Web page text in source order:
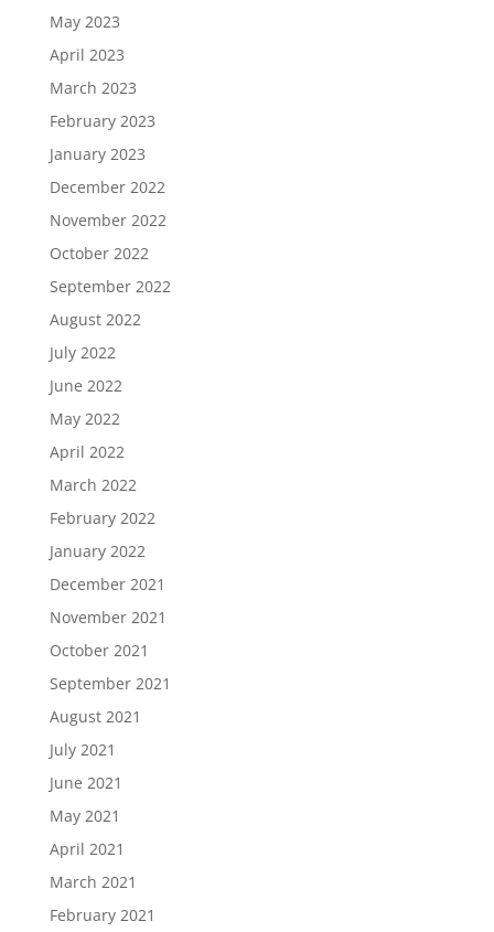
May 2023
April 2023
March 2023
February 2023
January 2023
December 2022
November 2022
October 2022
September 2022
August 2022
July 2022
June 2022
May 2022
April 2022
March 2022
February 2022
January 2022
December 2021
November 2021
October 2021
September 2021
August 2021
July 2021
June 2021
May 2021
April 2021
March 2021
February 2021